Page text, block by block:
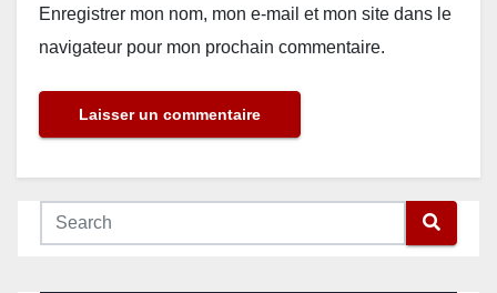
Enregistrer mon nom, mon e-mail et mon site dans le
navigateur pour mon prochain commentaire.